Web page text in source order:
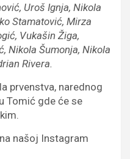
Uroš Ignja, Nikola
Stamatović, Mirza
Vukašin Žiga,
Nikola Šumonja, Nikola
Rivera.
prvenstva, narednog
Tomić gde će se
našoj Instagram